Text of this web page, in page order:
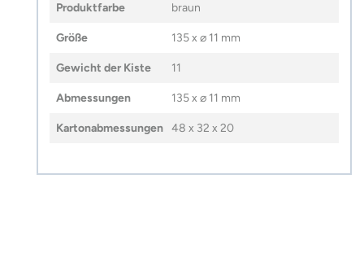
Produktfarbe braun
Größe 135 x ⌀ 11 mm
Gewicht der Kiste 11
Abmessungen 135 x ⌀ 11 mm
Kartonabmessungen 48 x 32 x 20